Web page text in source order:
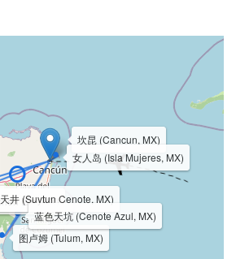
坎昆 (Cancun, MX)
Itza, MX)
井 (Suytun Cenote, MX)
女人岛 (Isla Mujeres, MX)
图卢姆 (Tulum, MX)
蓝色天坑 (Cenote Azul, MX)